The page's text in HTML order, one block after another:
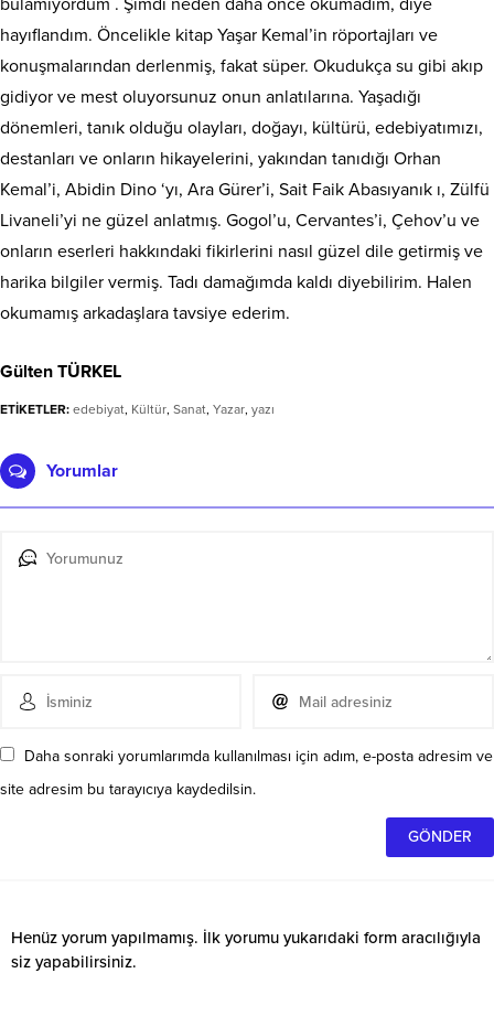
bulamıyordum . Şimdi neden daha önce okumadım, diye
hayıflandım. Öncelikle kitap Yaşar Kemal’in röportajları ve
konuşmalarından derlenmiş, fakat süper. Okudukça su gibi akıp
gidiyor ve mest oluyorsunuz onun anlatılarına. Yaşadığı
dönemleri, tanık olduğu olayları, doğayı, kültürü, edebiyatımızı,
destanları ve onların hikayelerini, yakından tanıdığı Orhan
Kemal’i, Abidin Dino ‘yı, Ara Gürer’i, Sait Faik Abasıyanık ı, Zülfü
Livaneli’yi ne güzel anlatmış. Gogol’u, Cervantes’i, Çehov’u ve
onların eserleri hakkındaki fikirlerini nasıl güzel dile getirmiş ve
harika bilgiler vermiş. Tadı damağımda kaldı diyebilirim. Halen
okumamış arkadaşlara tavsiye ederim.
Gülten TÜRKEL
ETİKETLER: edebiyat, Kültür, Sanat, Yazar, yazı
Yorumlar
Daha sonraki yorumlarımda kullanılması için adım, e-posta adresim ve
site adresim bu tarayıcıya kaydedilsin.
Henüz yorum yapılmamış. İlk yorumu yukarıdaki form aracılığıyla
siz yapabilirsiniz.